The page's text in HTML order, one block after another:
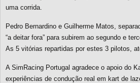
uma corrida.
Pedro Bernardino e Guilherme Matos,
“a deitar fora” para subirem ao segundo e
As 5 vitórias repartidas por estes 3 pilotos,
A SimRacing Portugal agradece o apoio do
experiências de condução real em kart de